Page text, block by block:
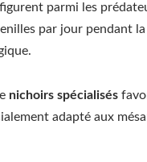
figurent parmi les
par jour pendant
nichoirs spécialisés
adapté aux